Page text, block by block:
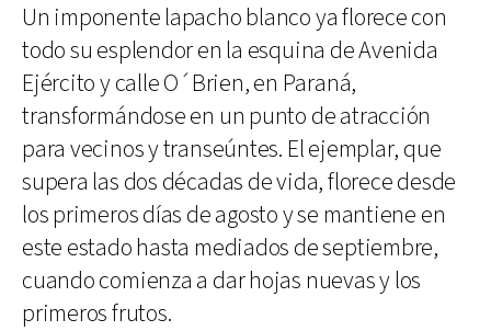
Un imponente lapacho blanco ya florece con
todo su esplendor en la esquina de Avenida
Ejército y calle O´Brien, en Paraná,
transformándose en un punto de atracción
para vecinos y transeúntes. El ejemplar, que
supera las dos décadas de vida, florece desde
los primeros días de agosto y se mantiene en
este estado hasta mediados de septiembre,
cuando comienza a dar hojas nuevas y los
primeros frutos.